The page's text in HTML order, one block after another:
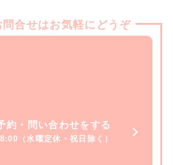
問合せはお気軽にどうぞ
約・問い合わせをする
（水曜定休・祝日除く）